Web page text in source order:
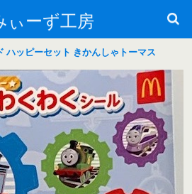
ぃーず工房
ッピーセット きかんしゃトーマス